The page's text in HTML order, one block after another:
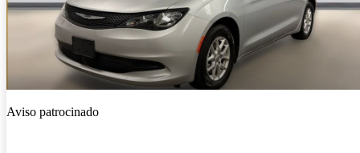
Aviso patrocinado